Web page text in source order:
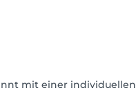
mit einer individuellen